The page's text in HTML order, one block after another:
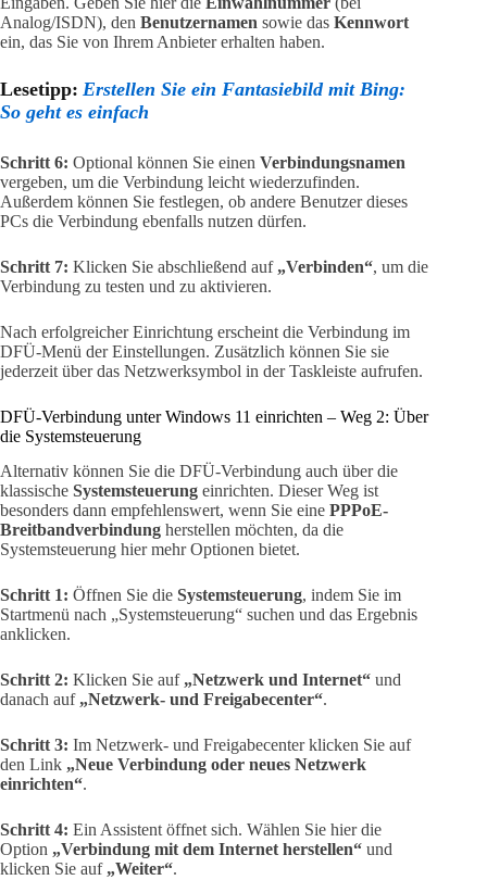
Analog/ISDN), den Benutzernamen sowie das Kennwort
ein, das Sie von Ihrem Anbieter erhalten haben.
Lesetipp: Erstellen Sie ein Fantasiebild mit Bing:
So geht es einfach
Schritt 6: Optional können Sie einen Verbindungsnamen
vergeben, um die Verbindung leicht wiederzufinden.
Außerdem können Sie festlegen, ob andere Benutzer dieses
PCs die Verbindung ebenfalls nutzen dürfen.
Schritt 7: Klicken Sie abschließend auf „Verbinden“, um die
Verbindung zu testen und zu aktivieren.
Nach erfolgreicher Einrichtung erscheint die Verbindung im
DFÜ-Menü der Einstellungen. Zusätzlich können Sie sie
jederzeit über das Netzwerksymbol in der Taskleiste aufrufen.
DFÜ-Verbindung unter Windows 11 einrichten – Weg 2: Über
die Systemsteuerung
Alternativ können Sie die DFÜ-Verbindung auch über die
klassische Systemsteuerung einrichten. Dieser Weg ist
besonders dann empfehlenswert, wenn Sie eine PPPoE-
Breitbandverbindung herstellen möchten, da die
Systemsteuerung hier mehr Optionen bietet.
Schritt 1: Öffnen Sie die Systemsteuerung, indem Sie im
Startmenü nach „Systemsteuerung“ suchen und das Ergebnis
anklicken.
Schritt 2: Klicken Sie auf „Netzwerk und Internet“ und
danach auf „Netzwerk- und Freigabecenter“.
Schritt 3: Im Netzwerk- und Freigabecenter klicken Sie auf
den Link „Neue Verbindung oder neues Netzwerk
einrichten“.
Schritt 4: Ein Assistent öffnet sich. Wählen Sie hier die
Option „Verbindung mit dem Internet herstellen“ und
klicken Sie auf „Weiter“.